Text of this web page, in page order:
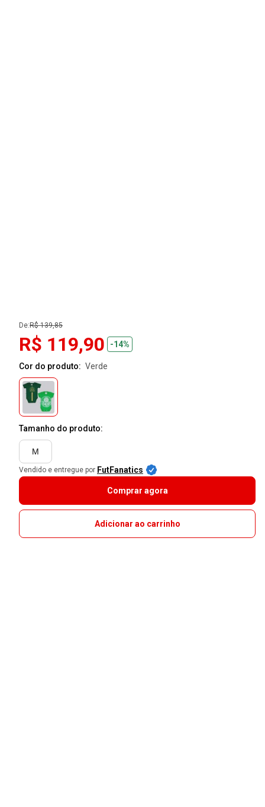
De:R$ 139,85
R$ 119,90 -14%
Cor do produto: verde
Tamanho do produto:
M
Vendido e entregue por FutFanatics
Comprar agora
Adicionar ao carrinho